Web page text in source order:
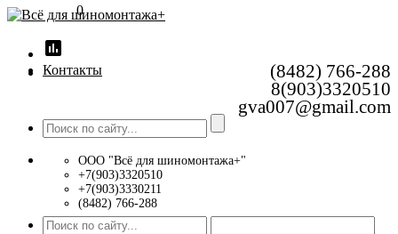
insert_chart
0
Контакты
(8482) 766-288
8(903)3320510
gva007@gmail.com
ООО "Всё для шиномонтажа+"
+7(903)3320510
+7(903)3330211
(8482) 766-288